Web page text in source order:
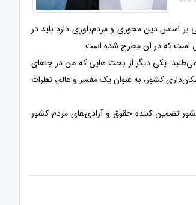
اساس دین محوری و مردم‌باوری دارد باید در
است که در آن مطرح شده است.
یکی دیگر از بحث هایی که من در جاهای
کشور، به عنوان یک مفسر و عالم، نظرات
تضمین کننده حقوق و آزادی‌های مردم کشور